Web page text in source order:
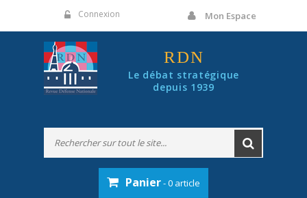
Connexion Mon Espace
RDN
Le débat stratégique
depuis 1939
Panier- 0 article